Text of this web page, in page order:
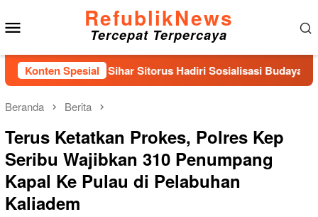
ke
konten
RefublikNews
Tercepat Terpercaya
Konten Spesial
IX DPR RI Sihar Sitorus Hadiri Sosialisasi Budaya Mutu dan
Beranda Berita
Terus Ketatkan Prokes, Polres Kep
Seribu Wajibkan 310 Penumpang
Kapal Ke Pulau di Pelabuhan
Kaliadem